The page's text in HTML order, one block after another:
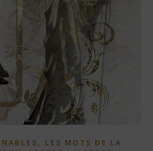
, LES MOTS DE LA